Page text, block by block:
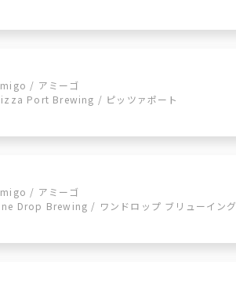
/ アミーゴ
Port Brewing / ​​ピッツァポート
/ アミーゴ
Drop Brewing / ワンドロップ ブリューイング